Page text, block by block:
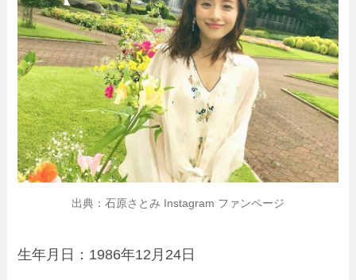
出典：石原さとみ Instagram ファンページ
生年月日：1986年12月24日